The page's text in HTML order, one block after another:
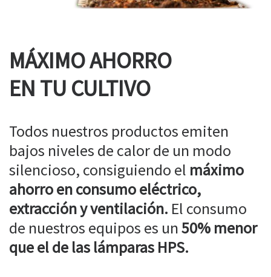
MÁXIMO AHORRO
EN TU CULTIVO
Todos nuestros productos emiten
bajos niveles de calor de un modo
silencioso, consiguiendo el máximo
ahorro en consumo eléctrico,
extracción y ventilación. El consumo
de nuestros equipos es un50% menor
que el de las lámparas HPS.